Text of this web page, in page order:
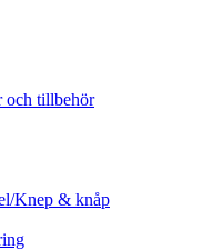
och tillbehör
Knep & knåp